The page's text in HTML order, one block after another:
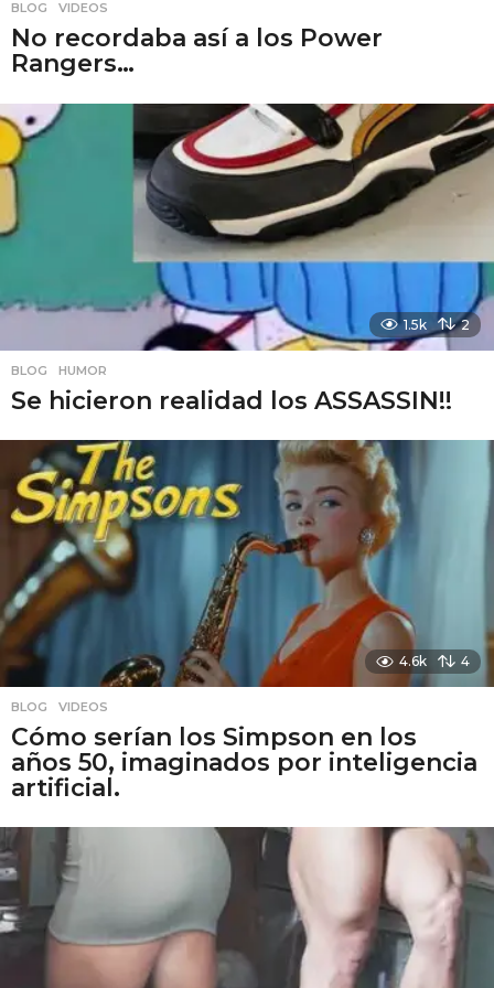
BLOG ,VIDEOS
No recordaba así a los Power
Rangers…
1.5k 2
BLOG ,HUMOR
Se hicieron realidad los ASSASSIN!!
4.6k 4
BLOG ,VIDEOS
Cómo serían los Simpson en los
años 50, imaginados por inteligencia
artificial.